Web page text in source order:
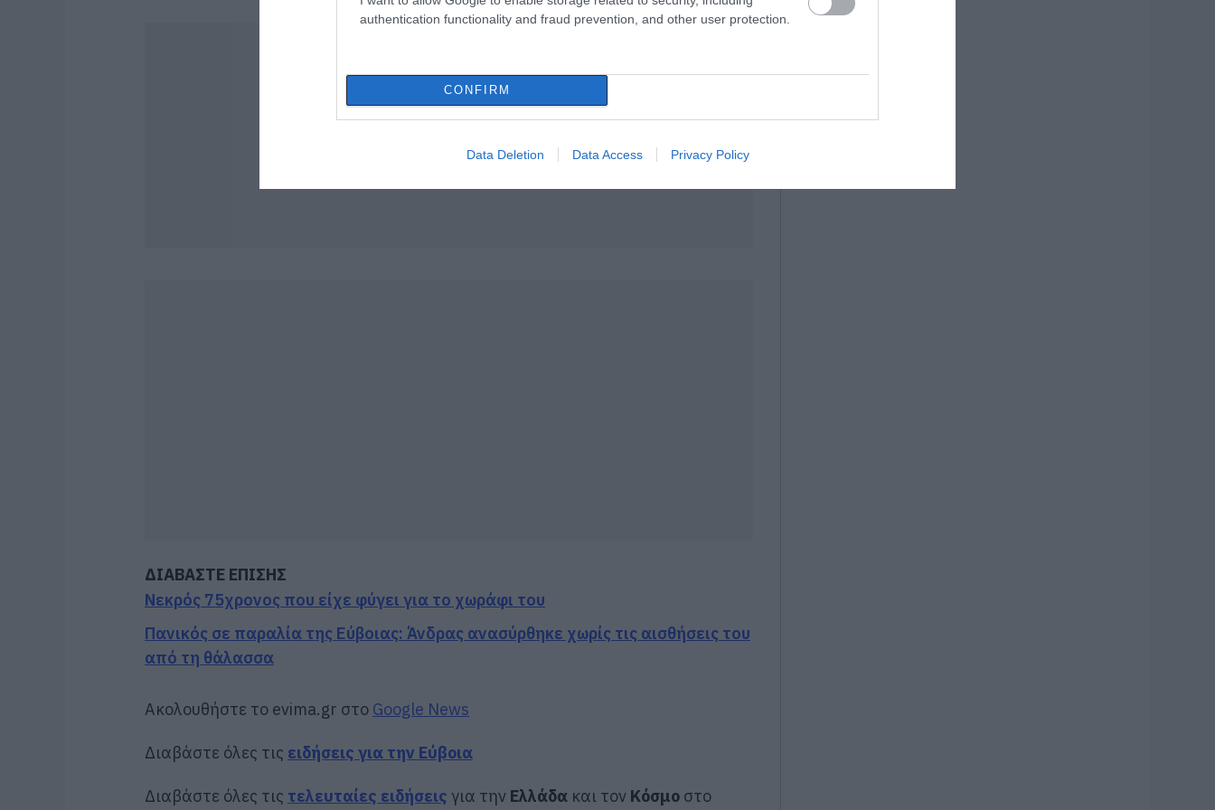
authentication functionality and fraud prevention, and other user protection.
CONFIRM
Data Deletion Data Access Privacy Policy
ΔΙΑΒΑΣΤΕ ΕΠΙΣΗΣ
Νεκρός 75χρονος που είχε φύγει για το χωράφι του
Πανικός σε παραλία της Εύβοιας: Άνδρας ανασύρθηκε χωρίς τις αισθήσεις του
από τη θάλασσα
Ακολουθήστε το evima.gr στο Google News
Διαβάστε όλες τις ειδήσεις για την Εύβοια
Διαβάστε όλες τις τελευταίες ειδήσεις για την Ελλάδα και τον Κόσμο στο